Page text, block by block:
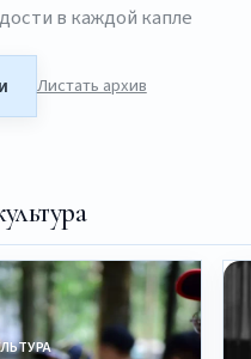
в каждой капле
Листать архив